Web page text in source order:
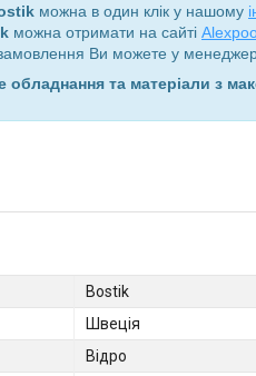
можна в один клік у нашому
можна отримати на сайті
Ви можете у
обладнання та матеріали з
Bostik
Швеція
Відро